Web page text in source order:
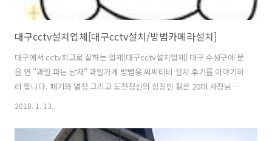
대구cctv설치업체[대구cctv설치/방범카메라설치]
대구에서 cctv최고로 잘하는 업체[대구cctv설치업체] 대구 수성구에 문
을 연 "과일 파는 남자" 과일가게 방범용 씨씨티비 설치 후기를 아야기하
려 합니다. 패기와 열정 그리고 도전정신의 상징인 젊은 20대 사장님이
었습니다. 대박나시고 당신의 도전정신을 응원합니다. 무궁한 발전을 기
체_청운네트웍스"를 찾아주셨습니다. 이 자리를 빌려 다시 한번 감사의
2018. 1. 13.